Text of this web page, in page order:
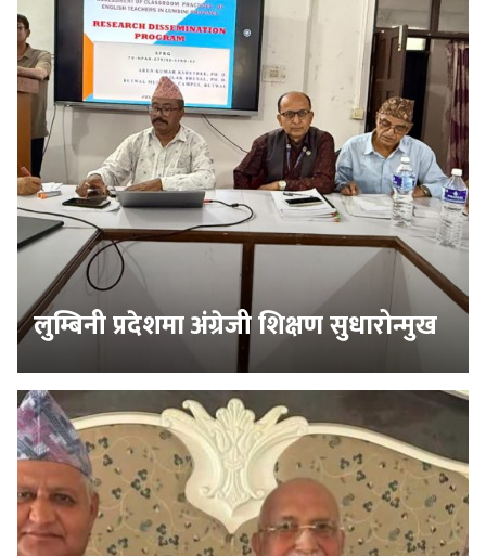
लुम्बिनी प्रदेशमा अंग्रेजी शिक्षण सुधारोन्मुख